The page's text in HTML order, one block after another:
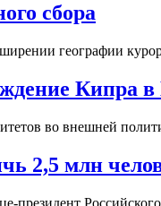
сбора
географии
Кипра
во внешней
2,5 млн
президент